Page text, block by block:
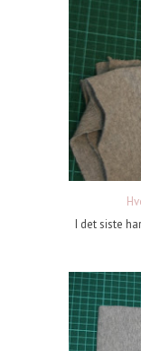
I det siste